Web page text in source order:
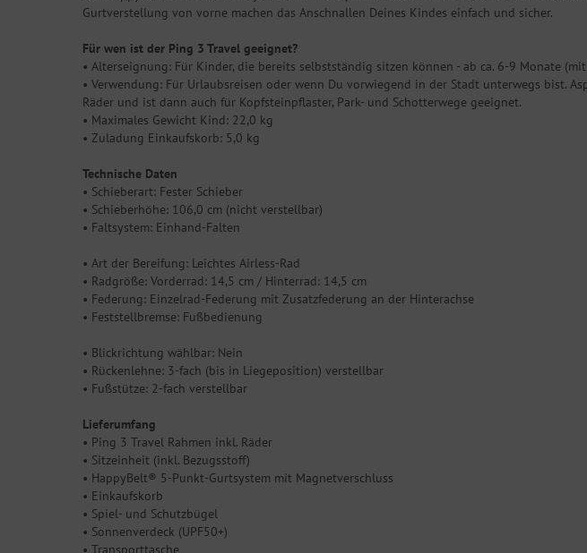
Gurtverstellung von vorne machen das Anschnallen Deines Kindes einfach und sicher.
Für wen ist der Ping 3 Travel geeignet?
• Alterseignung: Für Kinder, die bereits selbstständig sitzen können - ab ca. 6-9 Monate
• Verwendung: Für Urlaubsreisen oder wenn Du vorwiegend in der Stadt unterwegs bist.
Räder und ist dann auch für Kopfsteinpflaster, Park- und Schotterwege geeignet.
• Maximales Gewicht Kind: 22,0 kg
• Zuladung Einkaufskorb: 5,0 kg
Technische Daten
• Schieberart: Fester Schieber
• Schieberhöhe: 106,0 cm (nicht verstellbar)
• Faltsystem: Einhand-Falten
• Art der Bereifung: Leichtes Airless-Rad
• Radgröße: Vorderrad: 14,5 cm / Hinterrad: 14,5 cm
• Federung: Einzelrad-Federung mit Zusatzfederung an der Hinterachse
• Feststellbremse: Fußbedienung
• Blickrichtung wählbar: Nein
• Rückenlehne: 3-fach (bis in Liegeposition) verstellbar
• Fußstütze: 2-fach verstellbar
Lieferumfang
• Ping 3 Travel Rahmen inkl. Räder
• Sitzeinheit (inkl. Bezugsstoff)
• HappyBelt® 5-Punkt-Gurtsystem mit Magnetverschluss
• Einkaufskorb
• Spiel- und Schutzbügel
• Sonnenverdeck (UPF50+)
• Transporttasche